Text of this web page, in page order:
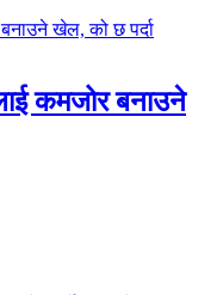
कमजोर बनाउने